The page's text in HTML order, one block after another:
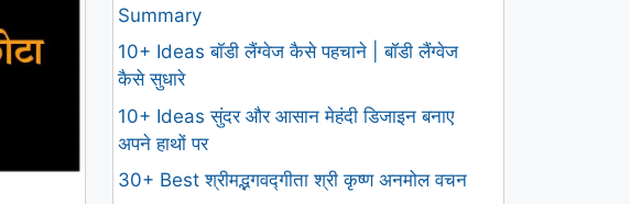
Summary
10+ Ideas बॉडी लैंग्वेज कैसे पहचाने | बॉडी लैंग्वेज
कैसे सुधारे
10+ Ideas सुंदर और आसान मेहंदी डिजाइन बनाए
अपने हाथों पर
30+ Best श्रीमद्भगवद्गीता श्री कृष्ण अनमोल वचन